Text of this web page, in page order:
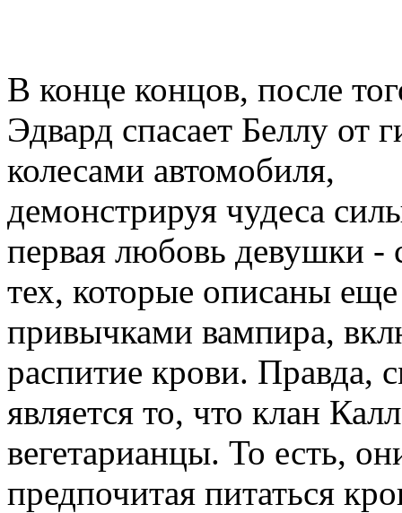
В конце концов, после
Эдвард спасает Беллу от
колесами автомобиля,
демонстрируя чудеса
первая любовь девушки
тех, которые описаны
привычками вампира,
распитие крови. Правда,
является то, что клан
вегетарианцы. То есть,
предпочитая питаться